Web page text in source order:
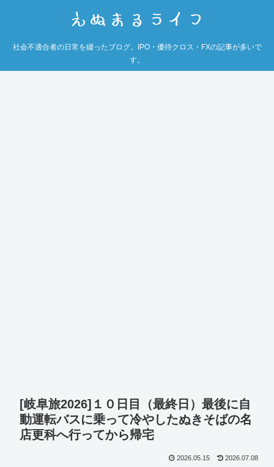
社会不適合者の日常を綴ったブログ。IPO・優待クロス・FXの記事が多いで
す。
[岐阜旅2026]１０日目（最終日）最後に自
動運転バスに乗って冷やしたぬきそばの名
店更科へ行ってから帰宅
2026.05.15 2026.07.08